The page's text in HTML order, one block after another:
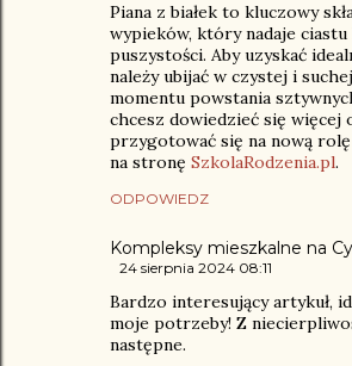
Piana z białek to kluczowy
wypieków, który nadaje
puszystości. Aby uzyskać
należy ubijać w czystej i
momentu powstania
chcesz dowiedzieć się więcej
przygotować się na nową
na stronę SzkolaRodzenia.pl.
ODPOWIEDZ
Kompleksy mieszkalne na
24 sierpnia 2024 08:11
Bardzo interesujący artykuł,
moje potrzeby! Z
następne.